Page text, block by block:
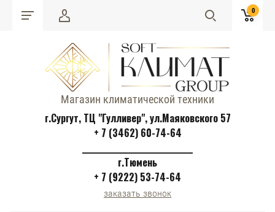
0
Магазин климатической техники
г.Сургут, ТЦ "Гулливер", ул.Маяковского 57
+ 7 (3462) 60-74-64
г.Тюмень
+ 7 (9222) 53-74-64
заказать звонок